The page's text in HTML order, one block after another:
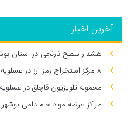
آخرین اخبار
هشدار سطح نارنجی در استان
۸ مرکز استخراج رمز ارز در عسلویه متلاشی شد
محموله تلویزیون قاچاق در
مراکز عرضه مواد خام دامی